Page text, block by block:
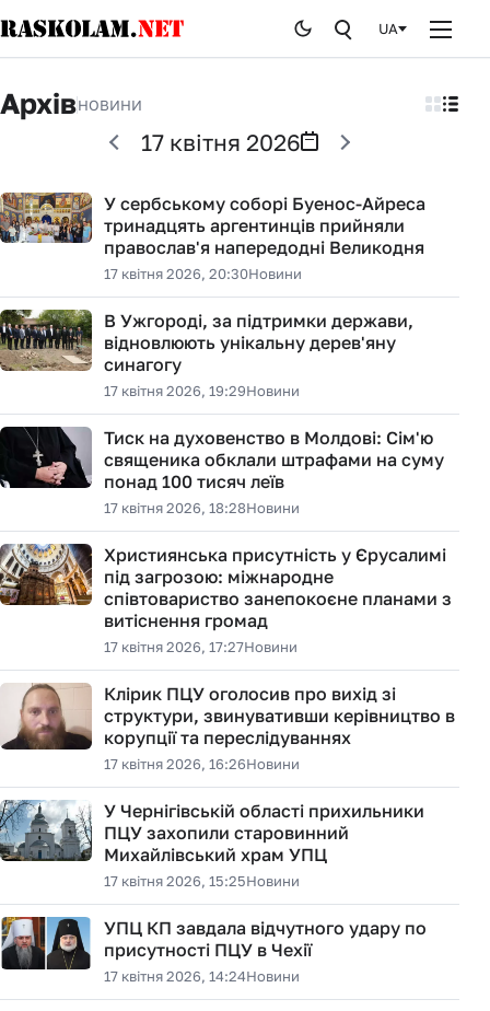
Курйози
Стоп брехні
Історія
Від редакції
UA
АрхівНОВИНИ
17 квітня 2026
У сербському соборі Буенос-Айреса
тринадцять аргентинців прийняли
православ'я напередодні Великодня
17 квітня 2026, 20:30Новини
В Ужгороді, за підтримки держави,
відновлюють унікальну дерев'яну
синагогу
17 квітня 2026, 19:29Новини
Тиск на духовенство в Молдові: Сім'ю
священика обклали штрафами на суму
понад 100 тисяч леїв
17 квітня 2026, 18:28Новини
Християнська присутність у Єрусалимі
під загрозою: міжнародне
співтовариство занепокоєне планами з
витіснення громад
17 квітня 2026, 17:27Новини
Клірик ПЦУ оголосив про вихід зі
структури, звинувативши керівництво в
корупції та переслідуваннях
17 квітня 2026, 16:26Новини
У Чернігівській області прихильники
ПЦУ захопили старовинний
Михайлівський храм УПЦ
17 квітня 2026, 15:25Новини
УПЦ КП завдала відчутного удару по
присутності ПЦУ в Чехії
17 квітня 2026, 14:24Новини